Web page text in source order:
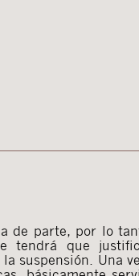
de parte, por lo
tendrá que
suspensión. Una